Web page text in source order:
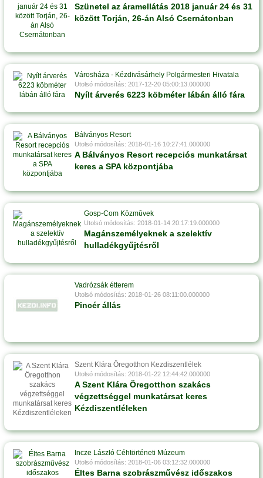
Szünetel az áramellátás 2018 január 24 és 31
között Torján, 26-án Alsó Csernátonban
Városháza - Kézdivásárhely Polgármesteri Hivatala
Utolsó módosítás: 2017-12-20 05:00:13.000000
Nyílt árverés 6223 köbméter lábán álló fára
Bálványos Resort
Utolsó módosítás: 2018-01-16 10:27:41.000000
A Bálványos Resort recepciós munkatársat
keres a SPA központjába
Gosp-Com Közmûvek
Utolsó módosítás: 2018-01-14 20:17:19.000000
Magánszemélyeknek a szelektív
hulladékgyűjtésről
Vadrózsák étterem
Utolsó módosítás: 2018-01-26 08:11:00.000000
Pincér állás
Szent Klára Öregotthon Kezdiszentlélek
Utolsó módosítás: 2018-01-22 12:44:42.000000
A Szent Klára Öregotthon szakács
végzettséggel munkatársat keres
Kézdiszentléleken
Incze László Céhtörténeti Múzeum
Utolsó módosítás: 2018-01-06 03:12:32.000000
Éltes Barna szobrászművész időszakos